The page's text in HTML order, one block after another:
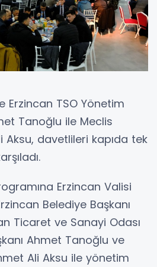
Erzincan TSO Yönetim
Tanoğlu ile Meclis
Aksu, davetlileri kapıda tek
Erzincan Valisi
Belediye Başkanı
Ticaret ve Sanayi Odası
Ahmet Tanoğlu ve
Ali Aksu ile yönetim